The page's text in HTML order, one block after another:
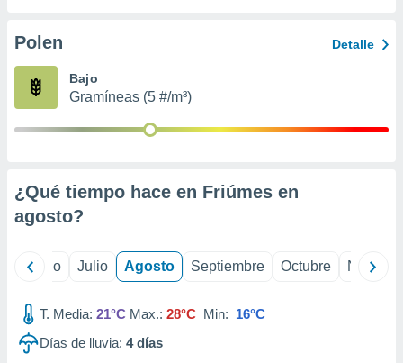
e
mediante
de
1199
Polen Detalle
Bajo
Gramíneas (5 #/m³)
¿Qué tiempo hace en Friúmes en
agosto?
Junio Julio Agosto Septiembre Octubre
T. Media: 21°C Max.: 28°C Min: 16°C
Días de lluvia: 4días